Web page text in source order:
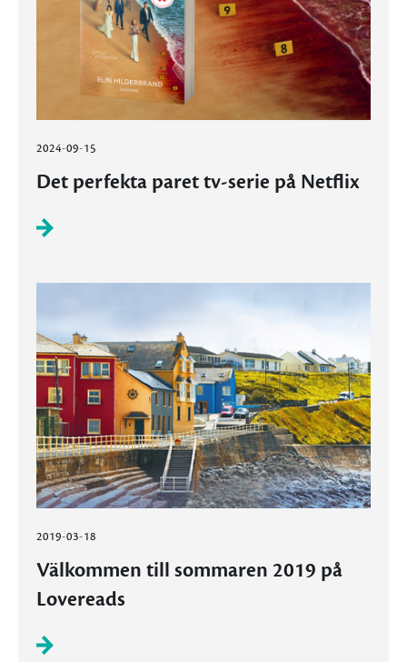
2024-09-15
Det perfekta paret tv-serie på Netflix
2019-03-18
Välkommen till sommaren 2019 på
Lovereads